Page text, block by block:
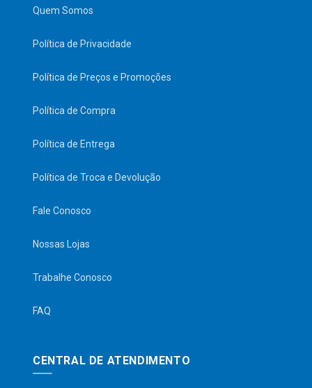
Quem Somos
Política de Privacidade
Política de Preços e Promoções
Política de Compra
Política de Entrega
Política de Troca e Devolução
Fale Conosco
Nossas Lojas
Trabalhe Conosco
FAQ
CENTRAL DE ATENDIMENTO